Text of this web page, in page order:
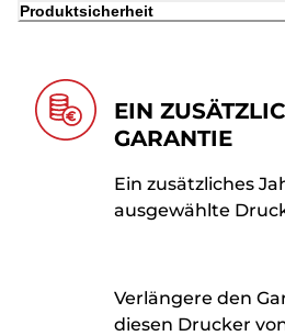
Produktsicherheit
EIN
GARANTIE
Ein zusätzliches
ausgewählte
Verlängere den
diesen Drucker